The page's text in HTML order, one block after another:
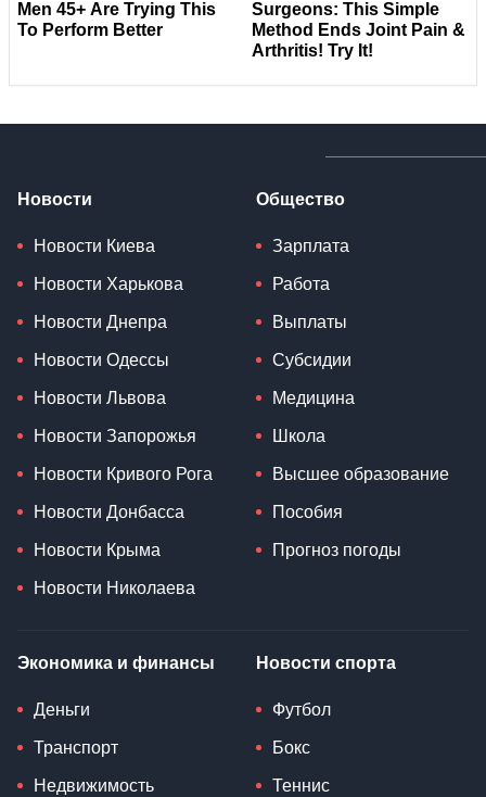
Новости
Новости Киева
Новости Харькова
Новости Днепра
Новости Одессы
Новости Львова
Новости Запорожья
Новости Кривого Рога
Новости Донбасса
Новости Крыма
Новости Николаева
Общество
Зарплата
Работа
Выплаты
Субсидии
Медицина
Школа
Высшее образование
Пособия
Прогноз погоды
Экономика и финансы
Деньги
Транспорт
Недвижимость
Новости спорта
Футбол
Бокс
Теннис